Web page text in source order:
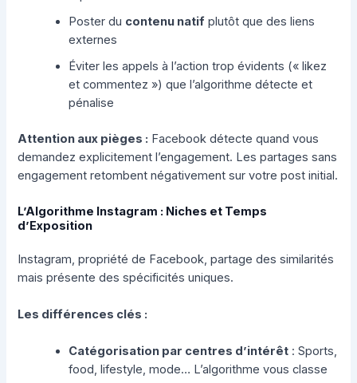
Poster du contenu natif plutôt que des liens
externes
Éviter les appels à l’action trop évidents (« likez
et commentez ») que l’algorithme détecte et
pénalise
Attention aux pièges : Facebook détecte quand vous
demandez explicitement l’engagement. Les partages sans
engagement retombent négativement sur votre post initial.
L’Algorithme Instagram : Niches et Temps
d’Exposition
Instagram, propriété de Facebook, partage des similarités
mais présente des spécificités uniques.
Les différences clés :
Catégorisation par centres d’intérêt : Sports,
food, lifestyle, mode… L’algorithme vous classe